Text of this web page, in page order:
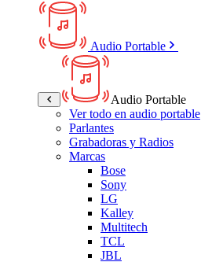
Audio Portable
Audio Portable
Ver todo en audio portable
Parlantes
Grabadoras y Radios
Marcas
Bose
Sony
LG
Kalley
Multitech
TCL
JBL